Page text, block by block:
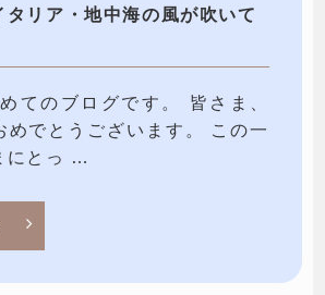
タリア・地中海の風が吹いて
てのブログです。 皆さま、
めでとうございます。 この一
にとっ …